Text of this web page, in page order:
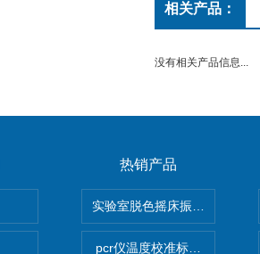
相关产品：
没有相关产品信息...
热销产品
实验室脱色摇床振荡器
pcr仪温度校准标定设备